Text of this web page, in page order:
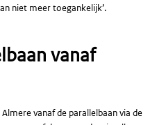
niet meer toegankelijk’.
vanaf
vanaf de parallelbaan via de